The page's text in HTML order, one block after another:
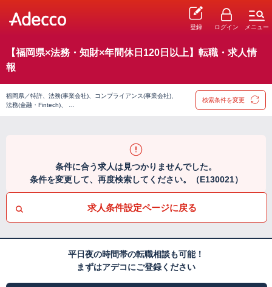
登録 ログイン メニュー
【福岡県×法務・知財×年間休日120日以上】転職・求人情
報
福岡県／特許、法務(事業会社)、コンプライアンス(事業会社)、
法務(金融・Fintech)、 …
検索条件を変更
条件に合う求人は見つかりませんでした。
条件を変更して、再度検索してください。（E130021）
求人条件設定ページに戻る
平日夜の時間帯の転職相談も可能！
まずはアデコにご登録ください